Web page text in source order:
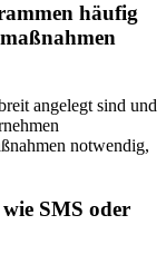
häufig
angelegt sind und
notwendig,
SMS oder